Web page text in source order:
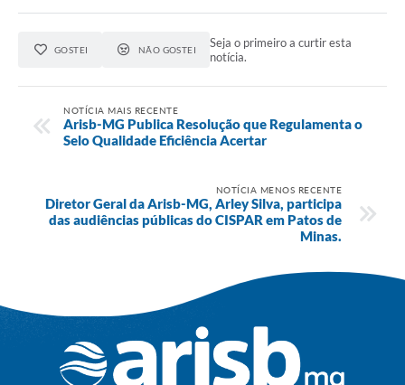
GOSTEI NÃO GOSTEI
Seja o primeiro a curtir esta
notícia.
NOTÍCIA MAIS RECENTE
Arisb-MG Publica Resolução que Regulamenta o
Selo Qualidade Eficiência Acertar
NOTÍCIA MENOS RECENTE
Diretor Geral da Arisb-MG, Arley Silva, participa
das audiências públicas do CISPAR em Patos de
Minas.